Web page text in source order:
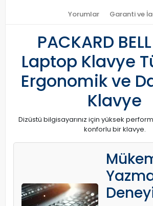
Yorumlar Garanti ve
PACKARD
Laptop Klavye
Ergonomik ve
Klavye
Dizüstü bilgisayarınız için yüksek
konforlu bir klavye.